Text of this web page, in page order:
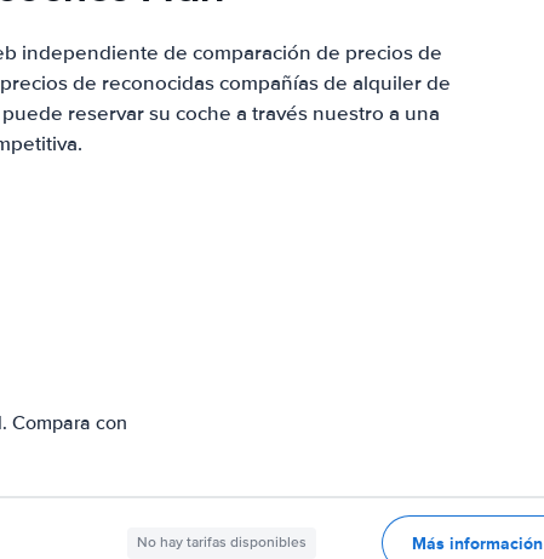
independiente de comparación de precios de
de reconocidas compañías de alquiler de
reservar su coche a través nuestro a una
Compara con
No hay tarifas disponibles Más información